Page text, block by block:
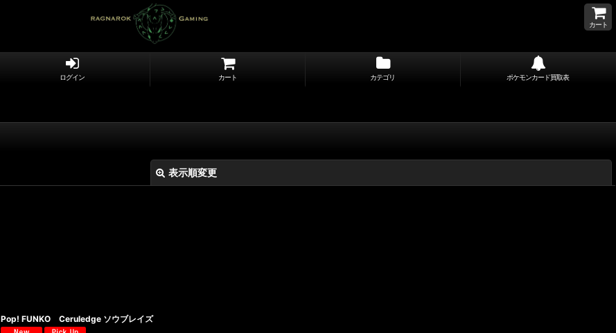
カート
ログイン カート カテゴリ ポケモンカード買取表
表示順変更
絞り込む
Pop! FUNKO Ceruledge ソウブレイズ